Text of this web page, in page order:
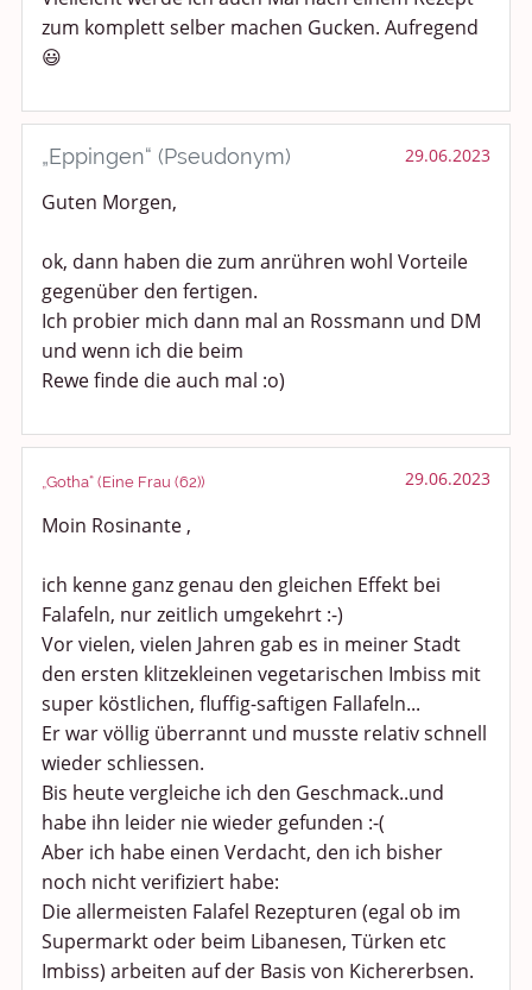
zum komplett selber machen Gucken. Aufregend
😃
„Eppingen“ (Pseudonym) 29.06.2023
Guten Morgen,
ok, dann haben die zum anrühren wohl Vorteile
gegenüber den fertigen.
Ich probier mich dann mal an Rossmann und DM
und wenn ich die beim
Rewe finde die auch mal :o)
„Gotha“ (Eine Frau (62)) 29.06.2023
Moin Rosinante ,
ich kenne ganz genau den gleichen Effekt bei
Falafeln, nur zeitlich umgekehrt :-)
Vor vielen, vielen Jahren gab es in meiner Stadt
den ersten klitzekleinen vegetarischen Imbiss mit
super köstlichen, fluffig-saftigen Fallafeln...
Er war völlig überrannt und musste relativ schnell
wieder schliessen.
Bis heute vergleiche ich den Geschmack..und
habe ihn leider nie wieder gefunden :-(
Aber ich habe einen Verdacht, den ich bisher
noch nicht verifiziert habe:
Die allermeisten Falafel Rezepturen (egal ob im
Supermarkt oder beim Libanesen, Türken etc
Imbiss) arbeiten auf der Basis von Kichererbsen.